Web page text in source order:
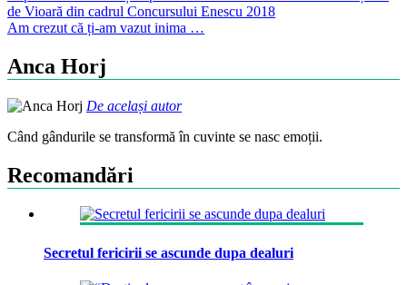
navigation
de Vioară din cadrul Concursului Enescu 2018
Am crezut că ți-am vazut inima …
Anca Horj
De același autor
Când gândurile se transformă în cuvinte se nasc emoții.
Recomandări
Secretul fericirii se ascunde dupa dealuri